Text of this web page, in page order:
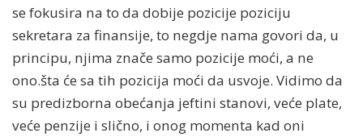
se fokusira na to da dobije pozicije poziciju
sekretara za finansije, to negdje nama govori da, u
principu, njima znače samo pozicije moći, a ne
ono.šta će sa tih pozicija moći da usvoje. Vidimo da
su predizborna obećanja jeftini stanovi, veće plate,
veće penzije i slično, i onog momenta kad oni